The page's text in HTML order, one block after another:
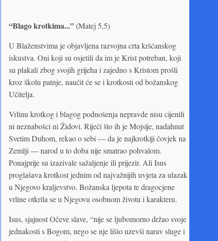
“Blago krotkima...”(Matej 5,5)
U Blaženstvima je objavljena razvojna crta kršćanskog
iskustva. Oni koji su osjetili da im je Krist potreban, koji
su plakali zbog svojih grijeha i zajedno s Kristom prošli
kroz školu patnje, naučit će se i krotkosti od božanskog
Učitelja.
Vrlinu krotkog i blagog podnošenja nepravde nisu cijenili
ni neznabošci ni Židovi. Riječi što ih je Mojsije, nadahnut
Svetim Duhom, rekao o sebi — da je najkrotkiji čovjek na
Zemlji — narod u to doba nije smatrao pohvalom.
Ponajprije su izazivale sažaljenje ili prijezir. Ali Isus
proglašava krotkost jednim od najvažnijih uvjeta za ulazak
u Njegovo kraljevstvo. Božanska ljepota te dragocjene
vrline otkrila se u Njegovu osobnom životu i karakteru.
Isus, sjajnost Očeve slave, “nije se ljubomorno držao svoje
jednakosti s Bogom, nego se nje lišio uzevši narav sluge i